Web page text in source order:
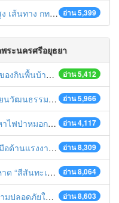
อ่าน 5,399
ทม.-นครราชสีมา
ระนครศรีอยุธยา
อ่าน 5,412
Club จังหวัดพระนครศรีอยุธยา
อ่าน 5,966
ฯ "อาไล พาเพลิน”
อ่าน 4,117
างห้วยต้นนุ่นเป็นด่านถาวร
อ่าน 8,309
เทศสู่การพัฒนาที่ยั่งยืน
อ่าน 8,064
มพร สู่อาเซียน”
อ่าน 8,603
านสู่มาตรฐานสากล